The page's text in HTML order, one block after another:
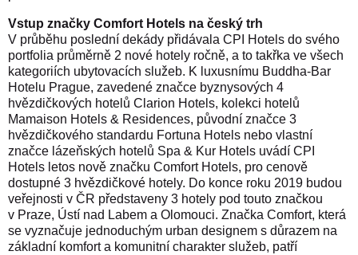
Vstup značky Comfort Hotels na český trh
V průběhu poslední dekády přidávala CPI Hotels do svého
portfolia průměrně 2 nové hotely ročně, a to takřka ve všech
kategoriích ubytovacích služeb. K luxusnímu Buddha-Bar
Hotelu Prague, zavedené značce byznysových 4
hvězdičkových hotelů Clarion Hotels, kolekci hotelů
Mamaison Hotels & Residences, původní značce 3
hvězdičkového standardu Fortuna Hotels nebo vlastní
značce lázeňských hotelů Spa & Kur Hotels uvádí CPI
Hotels letos nově značku Comfort Hotels, pro cenově
dostupné 3 hvězdičkové hotely. Do konce roku 2019 budou
veřejnosti v ČR představeny 3 hotely pod touto značkou
v Praze, Ústí nad Labem a Olomouci. Značka Comfort, která
se vyznačuje jednoduchým urban designem s důrazem na
základní komfort a komunitní charakter služeb, patří